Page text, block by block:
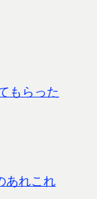
もらった
あれこれ